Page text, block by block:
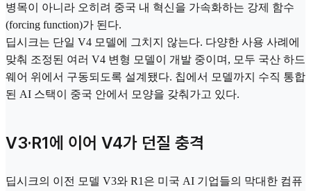
병목이 아니라 오히려 중국 내 혁신을 가속화하는 강제 함수
(forcing function)가 된다.
딥시크는 단일 V4 모델에 그치지 않는다. 다양한 사용 사례에
맞춰 조정된 여러 V4 변형 모델이 개발 중이며, 모두 국산 하드
웨어 위에서 구동되도록 설계됐다. 칩에서 모델까지 수직 통합
된 AI 스택이 중국 안에서 모양을 갖춰가고 있다.
V3·R1에 이어 V4가 던질 충격
딥시크의 이전 모델 V3와 R1은 미국 AI 기업들의 막대한 컴퓨